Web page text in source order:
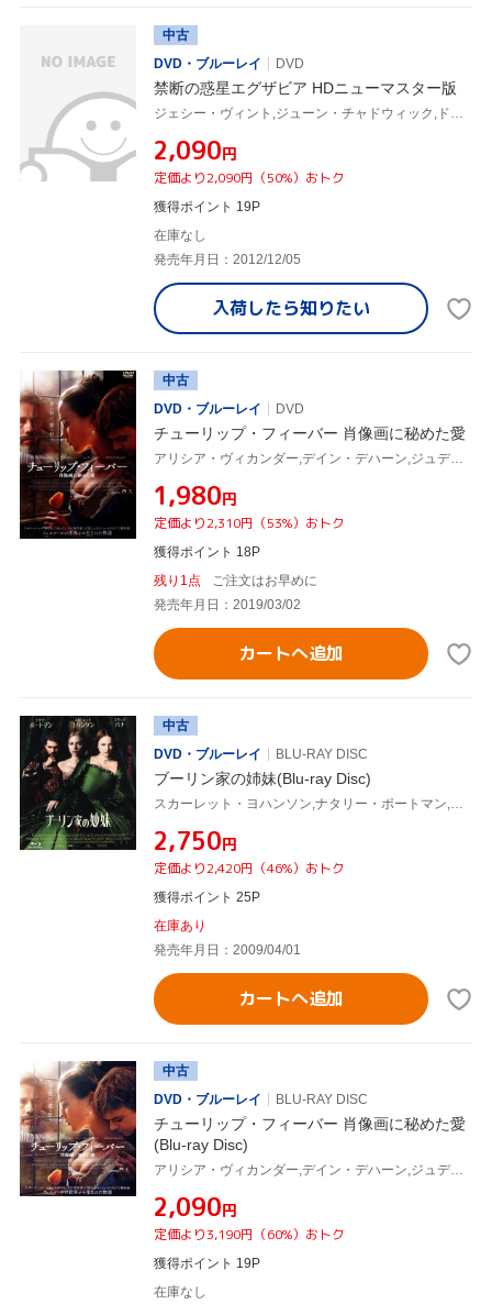
中古
DVD・ブルーレイ
DVD
禁断の惑星エグザビア HDニューマスター版
ジェシー・ヴィント,ジューン・チャドウィック,ドーン・ダンラップ,アラン・ホルツマン(監督),スーザン・ジャスティン(音楽)
¥2,090円
定価より2,090円（50%）おトク
獲得ポイント 19P
在庫なし
発売年月日：2012/12/05
入荷したら知りたい
中古
DVD・ブルーレイ
DVD
チューリップ・フィーバー 肖像画に秘めた愛
アリシア・ヴィカンダー,デイン・デハーン,ジュディ・デンチ,ジャスティン・チャドウィック(監督),デボラ・モガー(原作、脚本)
¥1,980円
定価より2,310円（53%）おトク
獲得ポイント 18P
残り1点
ご注文はお早めに
発売年月日：2019/03/02
カートへ追加
中古
DVD・ブルーレイ
BLU-RAY DISC
ブーリン家の姉妹(Blu-ray Disc)
スカーレット・ヨハンソン,ナタリー・ポートマン,スカーレット・ヨハンソン,エリック・バナ,ジャスティン・チャドウィック(監督),フィリッパ・グレゴリー(原作)
¥2,750円
定価より2,420円（46%）おトク
獲得ポイント 25P
在庫あり
発売年月日：2009/04/01
カートへ追加
中古
DVD・ブルーレイ
BLU-RAY DISC
チューリップ・フィーバー 肖像画に秘めた愛
(Blu-ray Disc)
アリシア・ヴィカンダー,デイン・デハーン,ジュディ・デンチ,ジャスティン・チャドウィック(監督),デボラ・モガー(原作、脚本)
¥2,090円
定価より3,190円（60%）おトク
獲得ポイント 19P
在庫なし